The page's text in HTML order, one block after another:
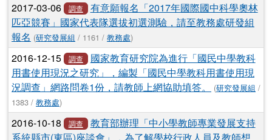
2017-03-06 調查
有意願報名「2017年國際國中科學奧林
匹亞競賽」國家代表隊選拔初選測驗，請至教務處研發組
報名 (研究發展組 / 1161 / 教務處)
2016-12-15 調查
國家教育研究院為進行「國民中學教科
用書使用現況之研究」，編製「國民中學教科用書使用現
況調查」網路問卷1份，請教師上網協助填答。
(研究發展組 /
1383 / 教務處)
2016-10-18 調查
教育部辦理「中小學教師專業發展支持